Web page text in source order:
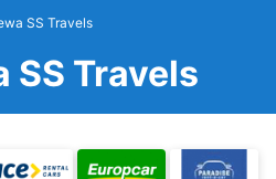
SS Travels
SS Travels